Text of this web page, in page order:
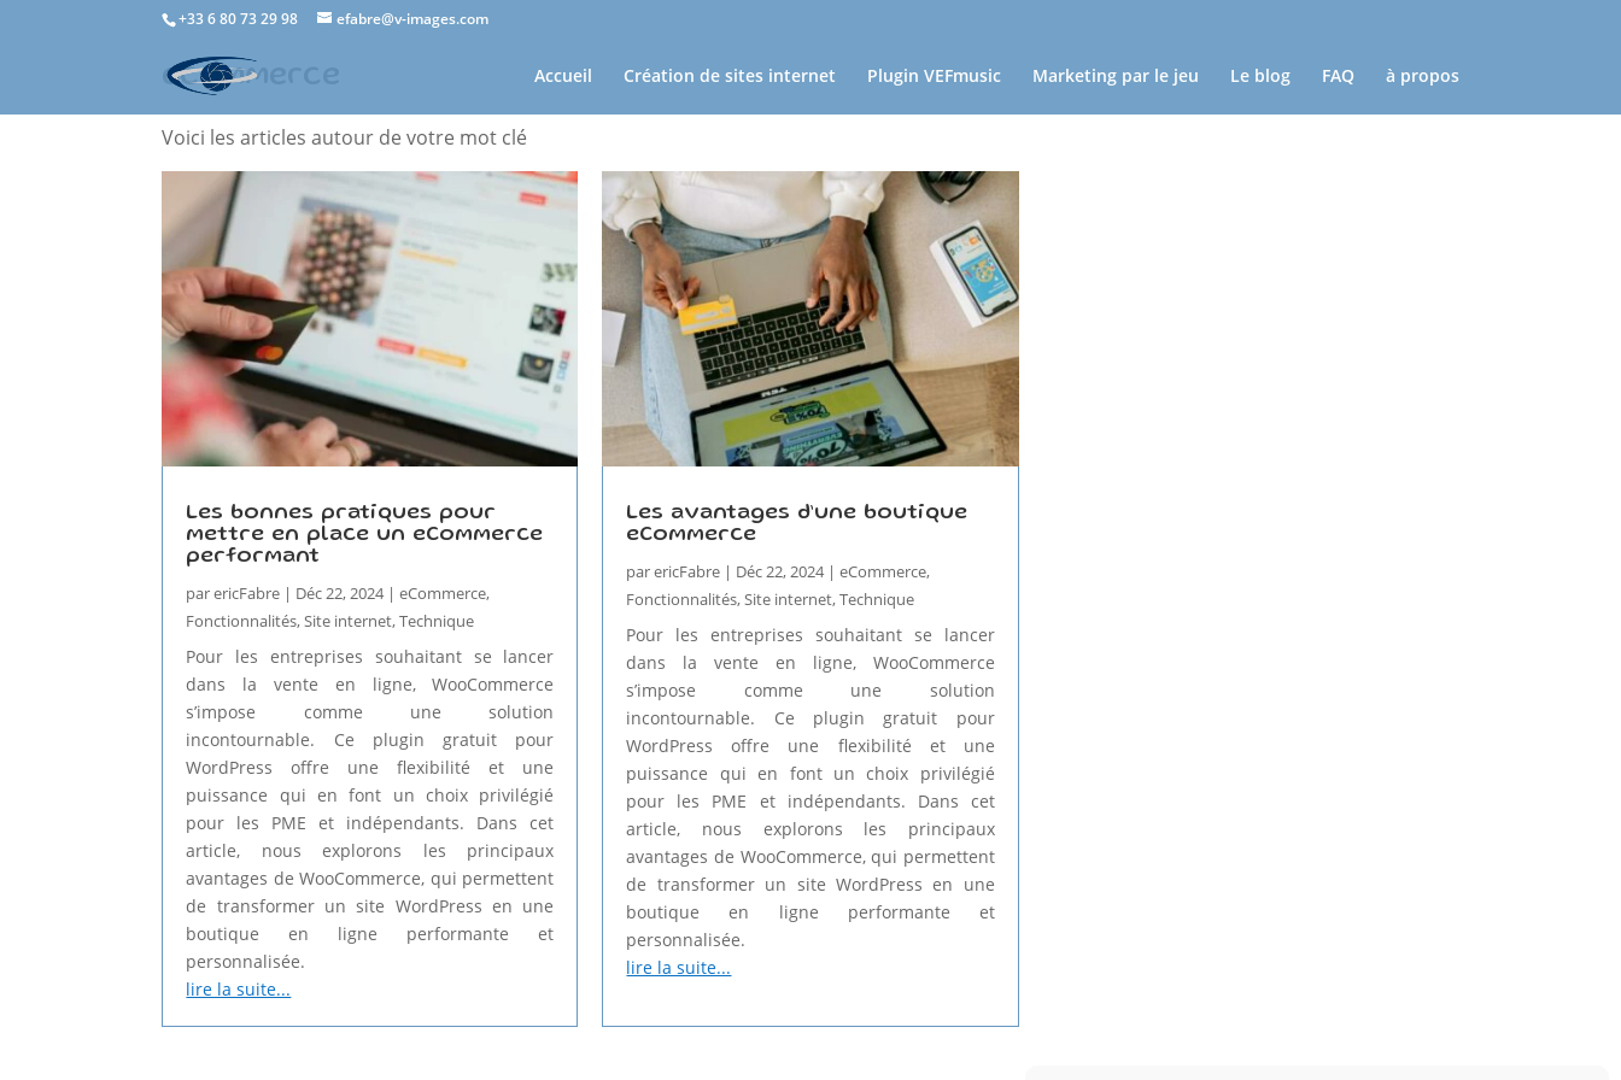
+33 6 80 73 29 98 efabre@v-images.com
Accueil Création de sites internet Plugin VEFmusic Marketing par le jeu Le blog FAQ à propos
ecommerce
Voici les articles autour de votre mot clé
Les bonnes pratiques pour
mettre en place un eCommerce
performant
parericFabre | Déc 22, 2024|eCommerce,
Fonctionnalités,Site internet,Technique
Pour les entreprises souhaitant se lancer
dans la vente en ligne, WooCommerce
s’impose comme une solution
incontournable. Ce plugin gratuit pour
WordPress offre une flexibilité et une
puissance qui en font un choix privilégié
pour les PME et indépendants. Dans cet
article, nous explorons les principaux
avantages de WooCommerce, qui permettent
de transformer un site WordPress en une
boutique en ligne performante et
personnalisée.
lire la suite...
Les avantages d’une boutique
eCommerce
parericFabre | Déc 22, 2024|eCommerce,
Fonctionnalités,Site internet,Technique
Pour les entreprises souhaitant se lancer
dans la vente en ligne, WooCommerce
s’impose comme une solution
incontournable. Ce plugin gratuit pour
WordPress offre une flexibilité et une
puissance qui en font un choix privilégié
pour les PME et indépendants. Dans cet
article, nous explorons les principaux
avantages de WooCommerce, qui permettent
de transformer un site WordPress en une
boutique en ligne performante et
personnalisée.
lire la suite...